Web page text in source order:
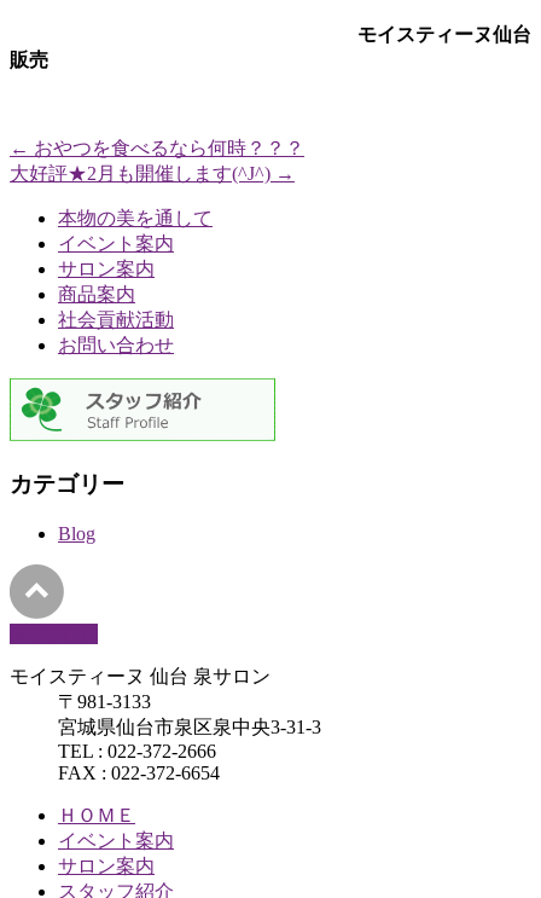
モイスティーヌ仙台
販売
← おやつを食べるなら何時？？？
大好評★2月も開催します(^J^) →
本物の美を通して
イベント案内
サロン案内
商品案内
社会貢献活動
お問い合わせ
カテゴリー
Blog
モイスティーヌ 仙台 泉サロン
〒981-3133
宮城県仙台市泉区泉中央3-31-3
TEL : 022-372-2666
FAX : 022-372-6654
ＨＯＭＥ
イベント案内
サロン案内
スタッフ紹介